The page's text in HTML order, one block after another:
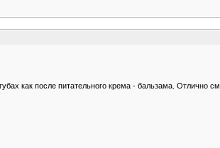
как после питательного крема - бальзама. Отлично